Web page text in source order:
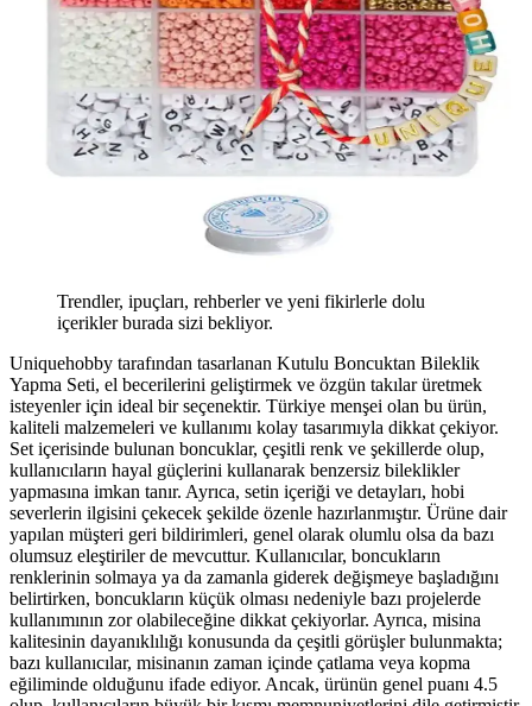
Trendler, ipuçları, rehberler ve yeni fikirlerle dolu
içerikler burada sizi bekliyor.
Uniquehobby tarafından tasarlanan Kutulu Boncuktan Bileklik
Yapma Seti, el becerilerini geliştirmek ve özgün takılar üretmek
isteyenler için ideal bir seçenektir. Türkiye menşei olan bu ürün,
kaliteli malzemeleri ve kullanımı kolay tasarımıyla dikkat çekiyor.
Set içerisinde bulunan boncuklar, çeşitli renk ve şekillerde olup,
kullanıcıların hayal güçlerini kullanarak benzersiz bileklikler
yapmasına imkan tanır. Ayrıca, setin içeriği ve detayları, hobi
severlerin ilgisini çekecek şekilde özenle hazırlanmıştır. Ürüne dair
yapılan müşteri geri bildirimleri, genel olarak olumlu olsa da bazı
olumsuz eleştiriler de mevcuttur. Kullanıcılar, boncukların
renklerinin solmaya ya da zamanla giderek değişmeye başladığını
belirtirken, boncukların küçük olması nedeniyle bazı projelerde
kullanımının zor olabileceğine dikkat çekiyorlar. Ayrıca, misina
kalitesinin dayanıklılığı konusunda da çeşitli görüşler bulunmakta;
bazı kullanıcılar, misinanın zaman içinde çatlama veya kopma
eğiliminde olduğunu ifade ediyor. Ancak, ürünün genel puanı 4.5